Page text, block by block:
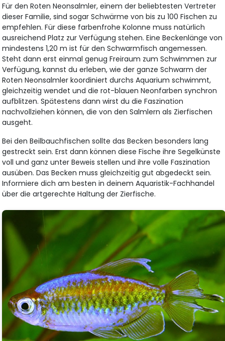
Für den Roten Neonsalmler, einem der beliebtesten Vertreter
dieser Familie, sind sogar Schwärme von bis zu 100 Fischen zu
empfehlen. Für diese farbenfrohe Kolonne muss natürlich
ausreichend Platz zur Verfügung stehen. Eine Beckenlänge von
mindestens 1,20 m ist für den Schwarmfisch angemessen.
Steht dann erst einmal genug Freiraum zum Schwimmen zur
Verfügung, kannst du erleben, wie der ganze Schwarm der
Roten Neonsalmler koordiniert durchs Aquarium schwimmt,
gleichzeitig wendet und die rot-blauen Neonfarben synchron
aufblitzen. Spätestens dann wirst du die Faszination
nachvollziehen können, die von den Salmlern als Zierfischen
ausgeht.
Bei den Beilbauchfischen sollte das Becken besonders lang
gestreckt sein. Erst dann können diese Fische ihre Segelkünste
voll und ganz unter Beweis stellen und ihre volle Faszination
ausüben. Das Becken muss gleichzeitig gut abgedeckt sein.
Informiere dich am besten in deinem Aquaristik-Fachhandel
über die artgerechte Haltung der Zierfische.